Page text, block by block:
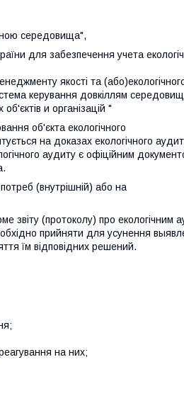
середовища",
для забезпечення учета
якості та
керування довкіллям
об'єктів и організацій "
об'єкта екологічного
на доказах екологічного
аудиту є офіційним
.
(внутрішній) або на
звіту (протоколу) про екологічним
прийняти для усунення
їм відповідних решений.
на них;